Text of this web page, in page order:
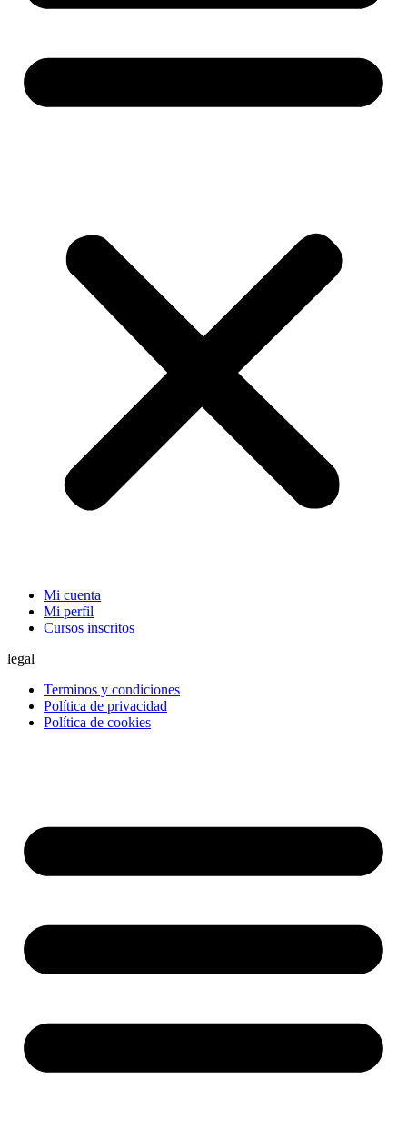
Mi cuenta
Mi perfil
Cursos inscritos
legal
Terminos y condiciones
Política de privacidad
Política de cookies